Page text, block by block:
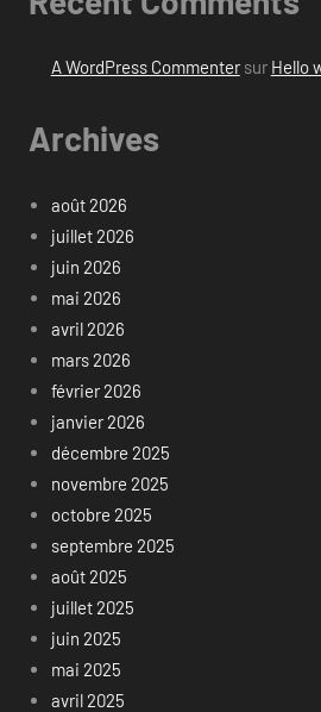
A WordPress Commentersur Hello
Archives
août 2026
juillet 2026
juin 2026
mai 2026
avril 2026
mars 2026
février 2026
janvier 2026
décembre 2025
novembre 2025
octobre 2025
septembre 2025
août 2025
juillet 2025
juin 2025
mai 2025
avril 2025